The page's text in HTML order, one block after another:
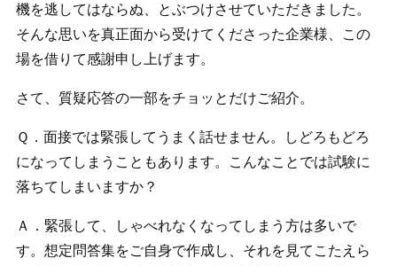
機を逃してはならぬ、とぶつけさせていただきました。
そんな思いを真正面から受けてくださった企業様、この
場を借りて感謝申し上げます。
さて、質疑応答の一部をチョッとだけご紹介。
Ｑ．面接では緊張してうまく話せません。しどろもどろ
になってしまうこともあります。こんなことでは試験に
落ちてしまいますか？
Ａ．緊張して、しゃべれなくなってしまう方は多いで
す。想定問答集をご自身で作成し、それを見てこたえら